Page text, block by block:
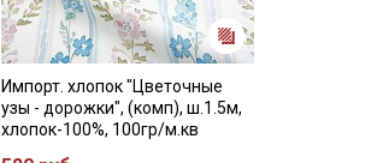
Импорт. хлопок "Цветочные
узы - дорожки", (комп), ш.1.5м,
хлопок-100%, 100гр/м.кв